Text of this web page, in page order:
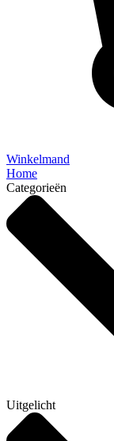
Winkelmand
Home
Categorieën
Uitgelicht